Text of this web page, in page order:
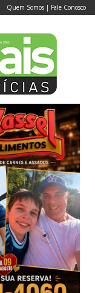
Quem Somos | Fale Conosco